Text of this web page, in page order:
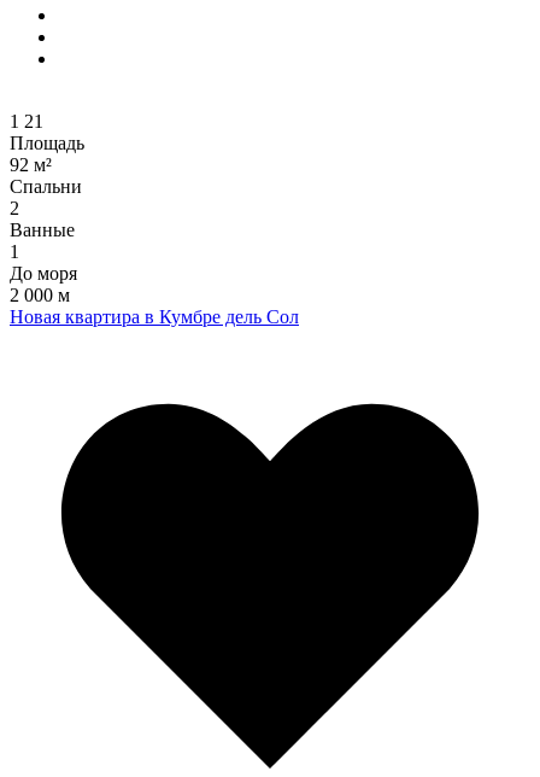
1 21
Площадь
92 м²
Спальни
2
Ванные
1
До моря
2 000 м
Новая квартира в Кумбре дель Сол